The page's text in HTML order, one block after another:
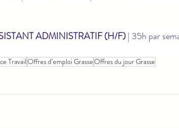
ADMINISTRATIF (H/F) | 35h par
TravailOffres d’emploi GrasseOffres du jour Grasse